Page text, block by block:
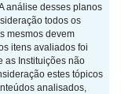
análise desses planos
todos os
mesmos devem
itens avaliados foi
as Instituições não
estes tópicos
analisados,